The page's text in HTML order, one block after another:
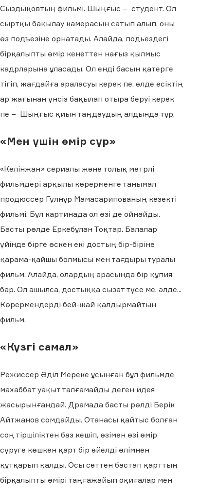
Сыздықовтың фильмі. Шыңғыс – студент. Ол
сыртқы бақылау камерасын сатып алып, оны
өз подъезіне орнатады. Алайда, подьездегі
бірқалыпты өмір кенеттен нағыз қылмыс
кадрларына ұласады. Ол енді басын қатерге
тігіп, жағдайға араласуы керек пе, әлде есіктің
ар жағынан үнсіз бақылап отыра беруі керек
пе – Шыңғыс қиын таңдаудың алдында тұр.
«Мен үшін өмір сүр»
«Келінжан» сериалы және толық метрлі
фильмдері арқылы көрерменге танымал
продюссер Гүлнұр Мамасарипованың кезекті
фильмі. Бұл картинада ол өзі де ойнайды.
Басты рөлде Еркебұлан Тоқтар. Балалар
үйінде бірге өскен екі достың бір-біріне
қарама-қайшы болмысы мен тағдыры туралы
фильм. Алайда, олардың арасында бір құпия
бар. Ол ашылса, достыққа сызат түсе ме, әлде...
Көрермендерді бей-жай қалдырмайтын
фильм.
«Күзгі самал»
Режиссер Әділ Мереке ұсынған бұл фильмде
махаббат уақыт талғамайды деген идея
жасырынғандай. Драмада басты рөлді Берік
Айтжанов сомдайды. Отанасы қайтыс болған
соң тіршіліктен баз кешіп, өзімен өзі өмір
сүруге көшкен қарт бір әйелді өлімнен
құтқарып қалды. Осы сәттен бастап қарттың
бірқалыпты өмірі таңғажайып оқиғалар мен